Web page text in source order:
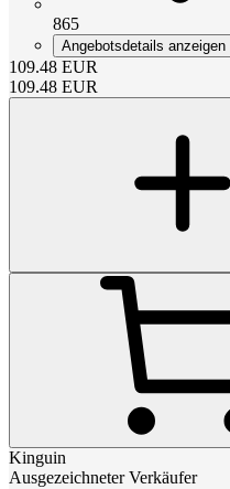
865
Angebotsdetails anzeigen
109.48 EUR
109.48 EUR
Kinguin
Ausgezeichneter Verkäufer